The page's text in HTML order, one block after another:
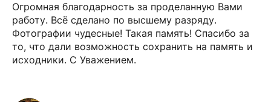
Огромная благодарность за проделанную Вами
работу. Всё сделано по высшему разряду.
Фотографии чудесные! Такая память! Спасибо за
то, что дали возможность сохранить на память и
исходники. С Уважением.